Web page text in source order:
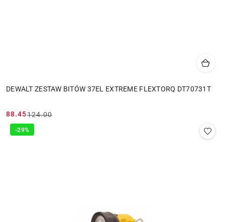
DEWALT ZESTAW BITÓW 37EL EXTREME FLEXTORQ DT70731T
Cena
promocyjna:
88.45
Cena
przed
124.00
-29%